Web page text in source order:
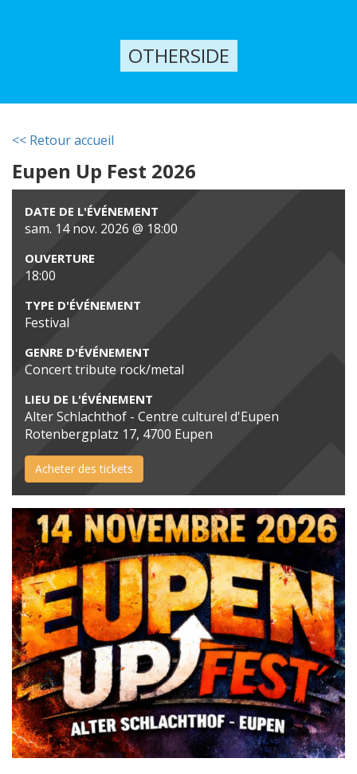
OTHERSIDE
<< Retour accueil
Eupen Up Fest 2026
DATE DE L'ÉVÉNEMENT
sam. 14 nov. 2026 @ 18:00
OUVERTURE
18:00
TYPE D'ÉVÉNEMENT
Festival
GENRE D'ÉVÉNEMENT
Concert tribute rock/metal
LIEU DE L'ÉVÉNEMENT
Alter Schlachthof - Centre culturel d'Eupen
Rotenbergplatz 17, 4700 Eupen
Acheter des tickets